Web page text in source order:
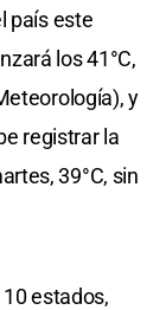
país este
los 41°C,
y
registrar la
39°C, sin
estados,